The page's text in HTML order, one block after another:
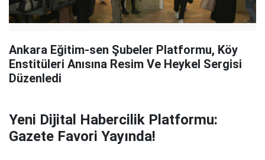
Ankara Eğitim-sen Şubeler Platformu, Köy
Enstitüleri Anısına Resim Ve Heykel Sergisi
Düzenledi
Yeni Dijital Habercilik Platformu:
Gazete Favori Yayında!